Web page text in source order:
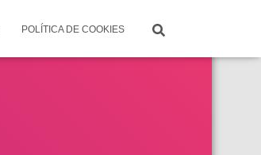
POLÍTICA DE COOKIES